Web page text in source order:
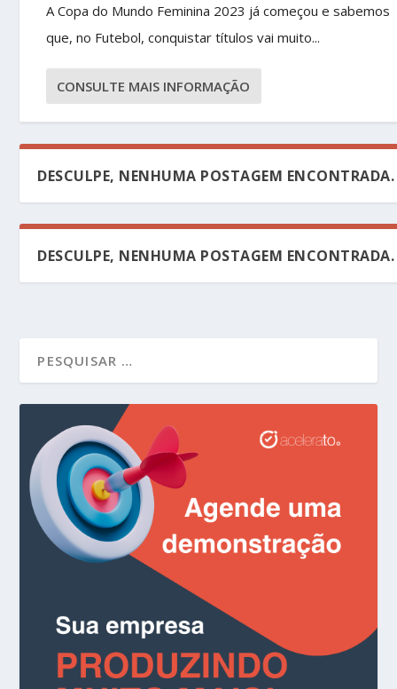
A Copa do Mundo Feminina 2023 já começou e sabemos
que, no Futebol, conquistar títulos vai muito...
CONSULTE MAIS INFORMAÇÃO
DESCULPE, NENHUMA POSTAGEM ENCONTRADA.
DESCULPE, NENHUMA POSTAGEM ENCONTRADA.